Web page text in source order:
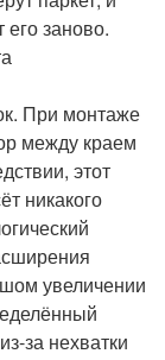
заново.
При монтаже
между краем
этот
никакого
увеличении
за нехватки